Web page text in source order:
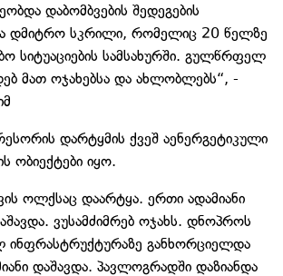
დაბომბვების შედეგების
დმიტრო სკრილი, რომელიც 20 წელზე
სიტუაციების სამსახურში. გულწრფელ
მათ ოჯახებსა და ახლობლებს“, -
დარტყმის ქვეშ აენერგეტიკული
ობიექტები იყო.
ოლქსაც დაარტყა. ერთი ადამიანი
ვუსამძიმრებ ოჯახს. დნოპროს
ინფრასტრუქტურაზე განხორციელდა
დაშავდა. პავლოგრადში დაზიანდა